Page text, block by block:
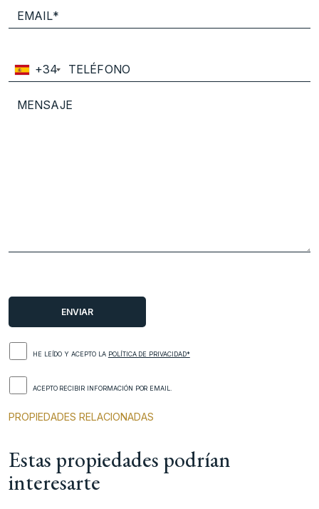
+34
HE LEÍDO Y ACEPTO LA POLÍTICA DE PRIVACIDAD*
ACEPTO RECIBIR INFORMACIÓN POR EMAIL.
PROPIEDADES RELACIONADAS
Estas propiedades podrían
interesarte